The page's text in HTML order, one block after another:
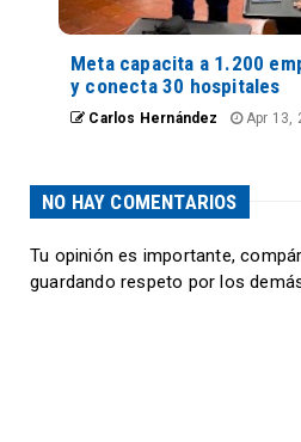
Meta capacita a 1.200
y conecta 30 hospitales
Carlos Hernández Apr 13,
NO HAY COMENTARIOS
Tu opinión es importante,
guardando respeto por los